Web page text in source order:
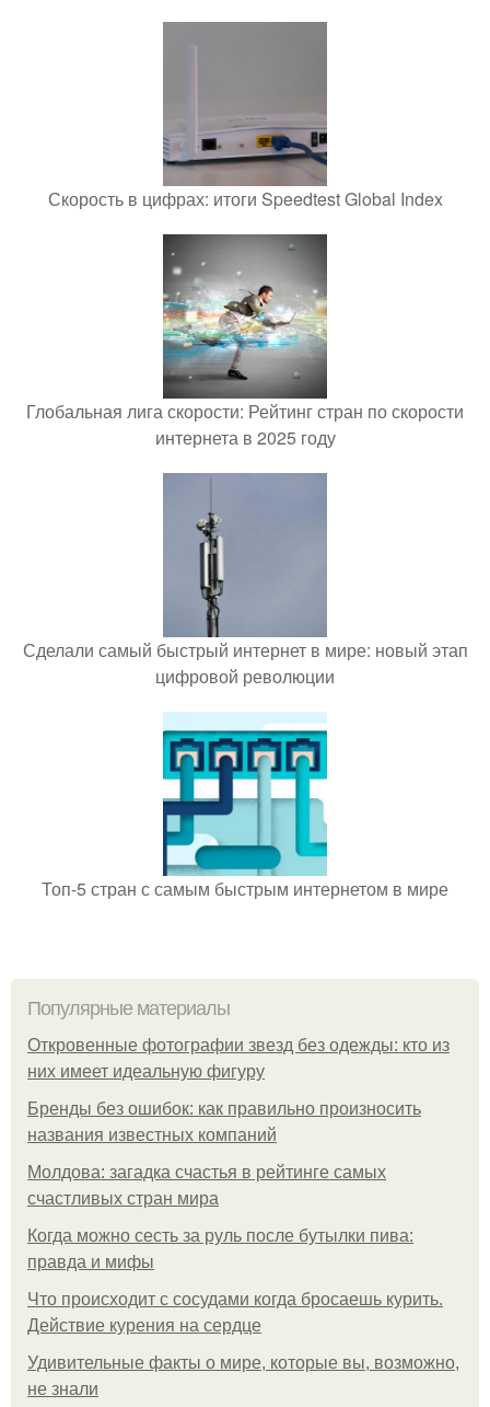
Скорость в цифрах: итоги Speedtest Global Index
Глобальная лига скорости: Рейтинг стран по скорости
интернета в 2025 году
Сделали самый быстрый интернет в мире: новый этап
цифровой революции
Топ-5 стран с самым быстрым интернетом в мире
Популярные материалы
Откровенные фотографии звезд без одежды: кто из
них имеет идеальную фигуру
Бренды без ошибок: как правильно произносить
названия известных компаний
Молдова: загадка счастья в рейтинге самых
счастливых стран мира
Когда можно сесть за руль после бутылки пива:
правда и мифы
Что происходит с сосудами когда бросаешь курить.
Действие курения на сердце
Удивительные факты о мире, которые вы, возможно,
не знали